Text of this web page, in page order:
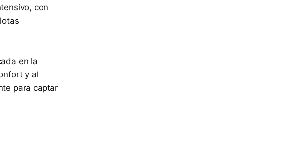
con
en la
y al
para captar